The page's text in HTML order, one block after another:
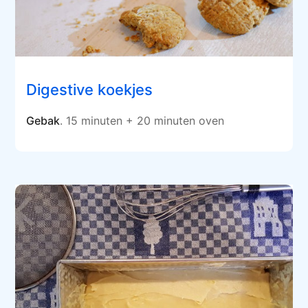
Digestive koekjes
Gebak. 15 minuten + 20 minuten oven